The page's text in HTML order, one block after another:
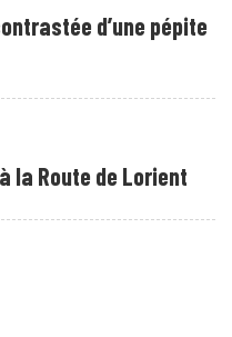
d’une pépite
la Route de Lorient